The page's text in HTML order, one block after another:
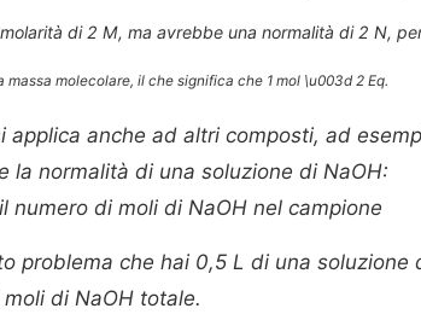
di 2 M, ma avrebbe una normalità di 2 N,
massa molecolare, il che significa che 1 mol \u003d 2 Eq.
applica anche ad altri composti, ad
la normalità di una soluzione di NaOH:
numero di moli di NaOH nel campione
problema che hai 0,5 L di una soluzione
di NaOH totale.